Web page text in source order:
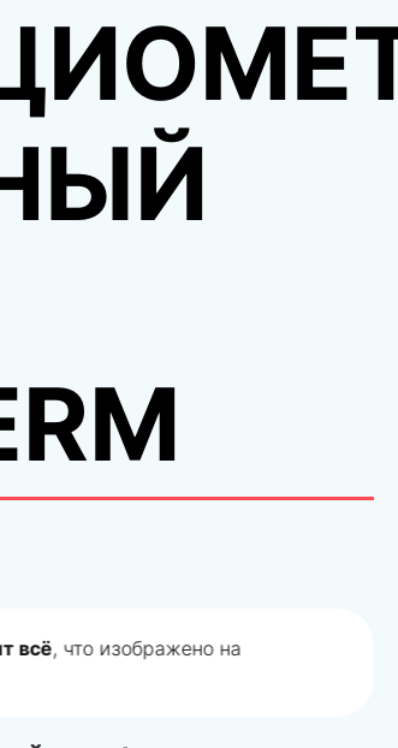
всё, что изображено на